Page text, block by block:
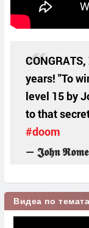
years! "To
level 15 by
to that
#doom
— 𝕵𝖔𝖍𝖓
Видеа по темата